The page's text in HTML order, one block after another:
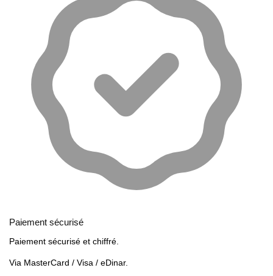
Paiement sécurisé
Paiement sécurisé et chiffré.
Via MasterCard / Visa / eDinar.